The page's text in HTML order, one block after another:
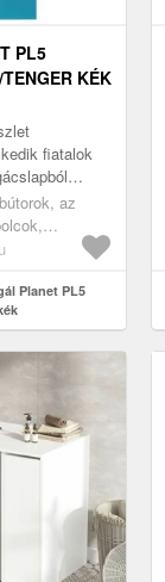
PL5
KÉK
fiatalok
bútorelemet
magas
az
játékok
polcok
Planet PL5